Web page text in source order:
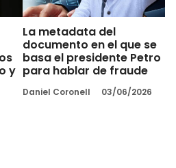
y
La metadata del
documento en el que se
basa el presidente Petro
para hablar de fraude
Daniel Coronell 03/06/2026